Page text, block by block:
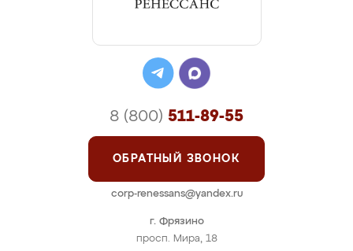
г. Фрязино
просп. Мира, 18
8 (800) 511-89-55
ОБРАТНЫЙ ЗВОНОК
corp-renessans@yandex.ru